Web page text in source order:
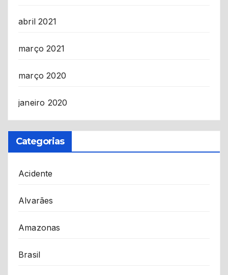
abril 2021
março 2021
março 2020
janeiro 2020
Categorias
Acidente
Alvarães
Amazonas
Brasil